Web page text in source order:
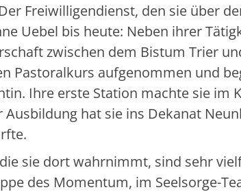
Freiwilligendienst, den sie über
Uebel bis heute: Neben ihrer
zwischen dem Bistum Trier
Pastoralkurs aufgenommen und
Ihre erste Station machte sie im
Ausbildung hat sie ins Dekanat
sie dort wahrnimmt, sind sehr
des Momentum, im Seelsorge-